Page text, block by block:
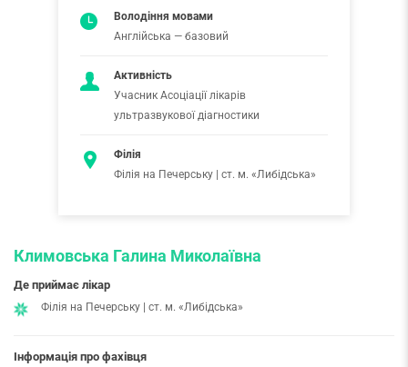
Володіння мовами
Англійська — базовий
Активність
Учасник Асоціації лікарів
ультразвукової діагностики
Філія
Філія на Печерську | ст. м. «Либідська»
Климовська Галина Миколаївна
Де приймає лікар
Філія на Печерську | ст. м. «Либідська»
Інформація про фахівця